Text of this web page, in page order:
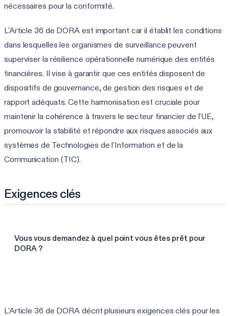
nécessaires pour la conformité.
L'Article 36 de DORA est important car il établit les conditions
dans lesquelles les organismes de surveillance peuvent
superviser la résilience opérationnelle numérique des entités
financières. Il vise à garantir que ces entités disposent de
dispositifs de gouvernance, de gestion des risques et de
rapport adéquats. Cette harmonisation est cruciale pour
maintenir la cohérence à travers le secteur financier de l'UE,
promouvoir la stabilité et répondre aux risques associés aux
systèmes de Technologies de l'Information et de la
Communication (TIC).
Exigences clés
Vous vous demandez à quel point vous êtes prêt pour
DORA ?
L'Article 36 de DORA décrit plusieurs exigences clés pour les